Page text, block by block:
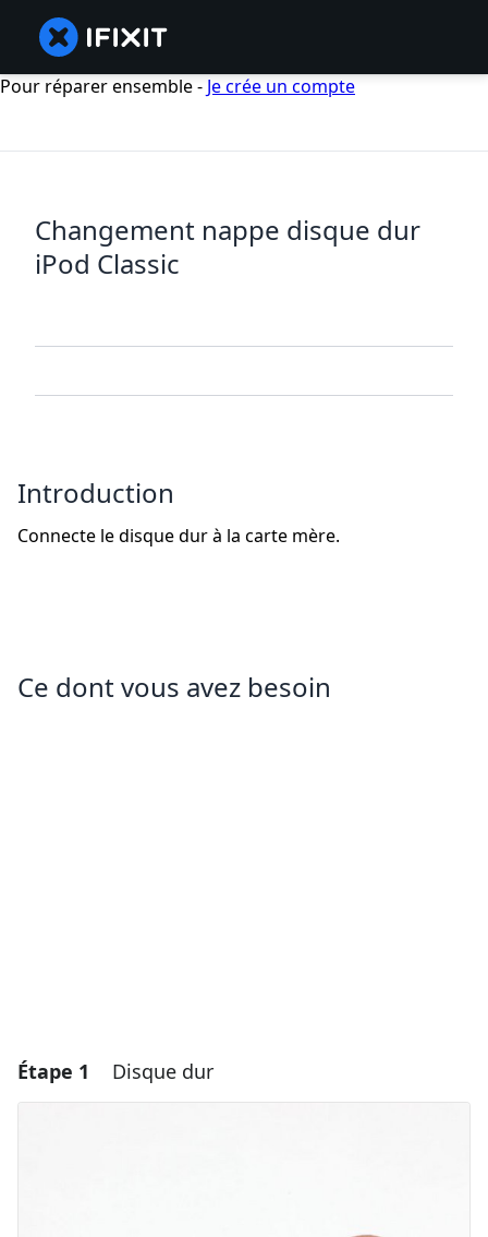
Pour réparer ensemble - Je crée un compte
Changement nappe disque dur
iPod Classic
Introduction
Connecte le disque dur à la carte mère.
Ce dont vous avez besoin
Étape 1 Disque dur